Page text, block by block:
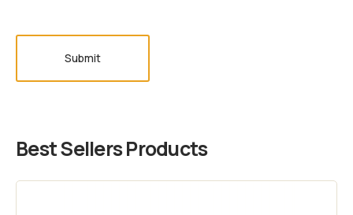
Submit
Best Sellers Products